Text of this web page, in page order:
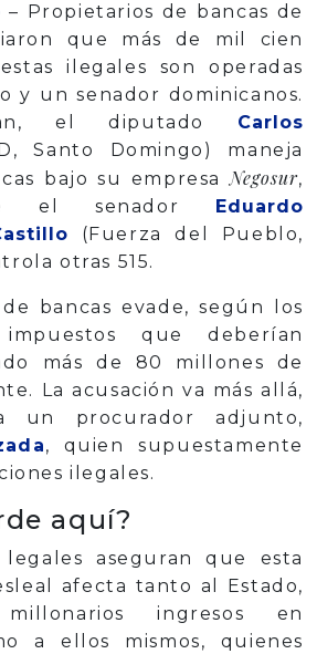
– Propietarios de bancas de
que más de mil cien
ilegales son operadas
y un senador dominicanos.
el diputado Carlos
Santo Domingo) maneja
bajo su empresaNegosur,
el senador Eduardo
(Fuerza del Pueblo,
otras 515.
bancas evade, según los
impuestos que deberían
más de 80 millones de
La acusación va más allá,
un procurador adjunto,
, quien supuestamente
ilegales.
aquí?
legales aseguran que esta
afecta tanto al Estado,
ingresos en
a ellos mismos, quienes